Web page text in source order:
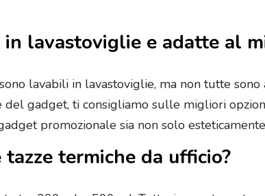
lavastoviglie e adatte al
lavabili in lavastoviglie, ma non tutte
gadget, ti consigliamo sulle migliori
promozionale sia non solo
termiche da ufficio?